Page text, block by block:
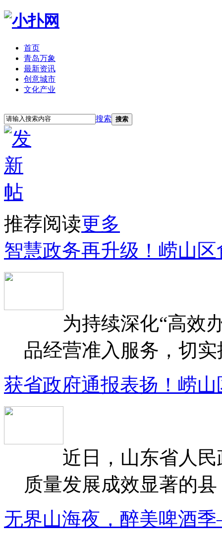
首页
青岛万象
最新资讯
创意城市
文化产业
搜索 搜索
推荐阅读更多
智慧政务再升级！崂山
为持续深化“高效办
品经营准入服务，切
获省政府通报表扬！崂
近日，山东省人民
质量发展成效显著的
无界山海夜，醉美啤酒